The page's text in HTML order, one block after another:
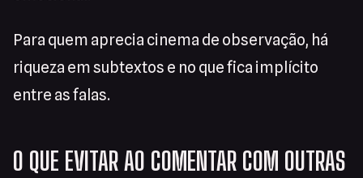
Para quem aprecia cinema de observação, há
riqueza em subtextos e no que fica implícito
entre as falas.
O QUE EVITAR AO COMENTAR COM OUTRAS